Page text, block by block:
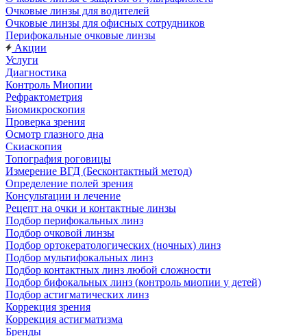
Очковые линзы для водителей
Очковые линзы для офисных сотрудников
Перифокальные очковые линзы
Акции
Услуги
Диагностика
Контроль Миопии
Рефрактометрия
Биомикроскопия
Проверка зрения
Осмотр глазного дна
Скиаскопия
Топография роговицы
Измерение ВГД (Бесконтактный метод)
Определение полей зрения
Консультации и лечение
Рецепт на очки и контактные линзы
Подбор перифокальных линз
Подбор очковой линзы
Подбор ортокератологических (ночных) линз
Подбор мультифокальных линз
Подбор контактных линз любой сложности
Подбор бифокальных линз (контроль миопии у детей)
Подбор астигматических линз
Коррекция зрения
Коррекция астигматизма
Бренды